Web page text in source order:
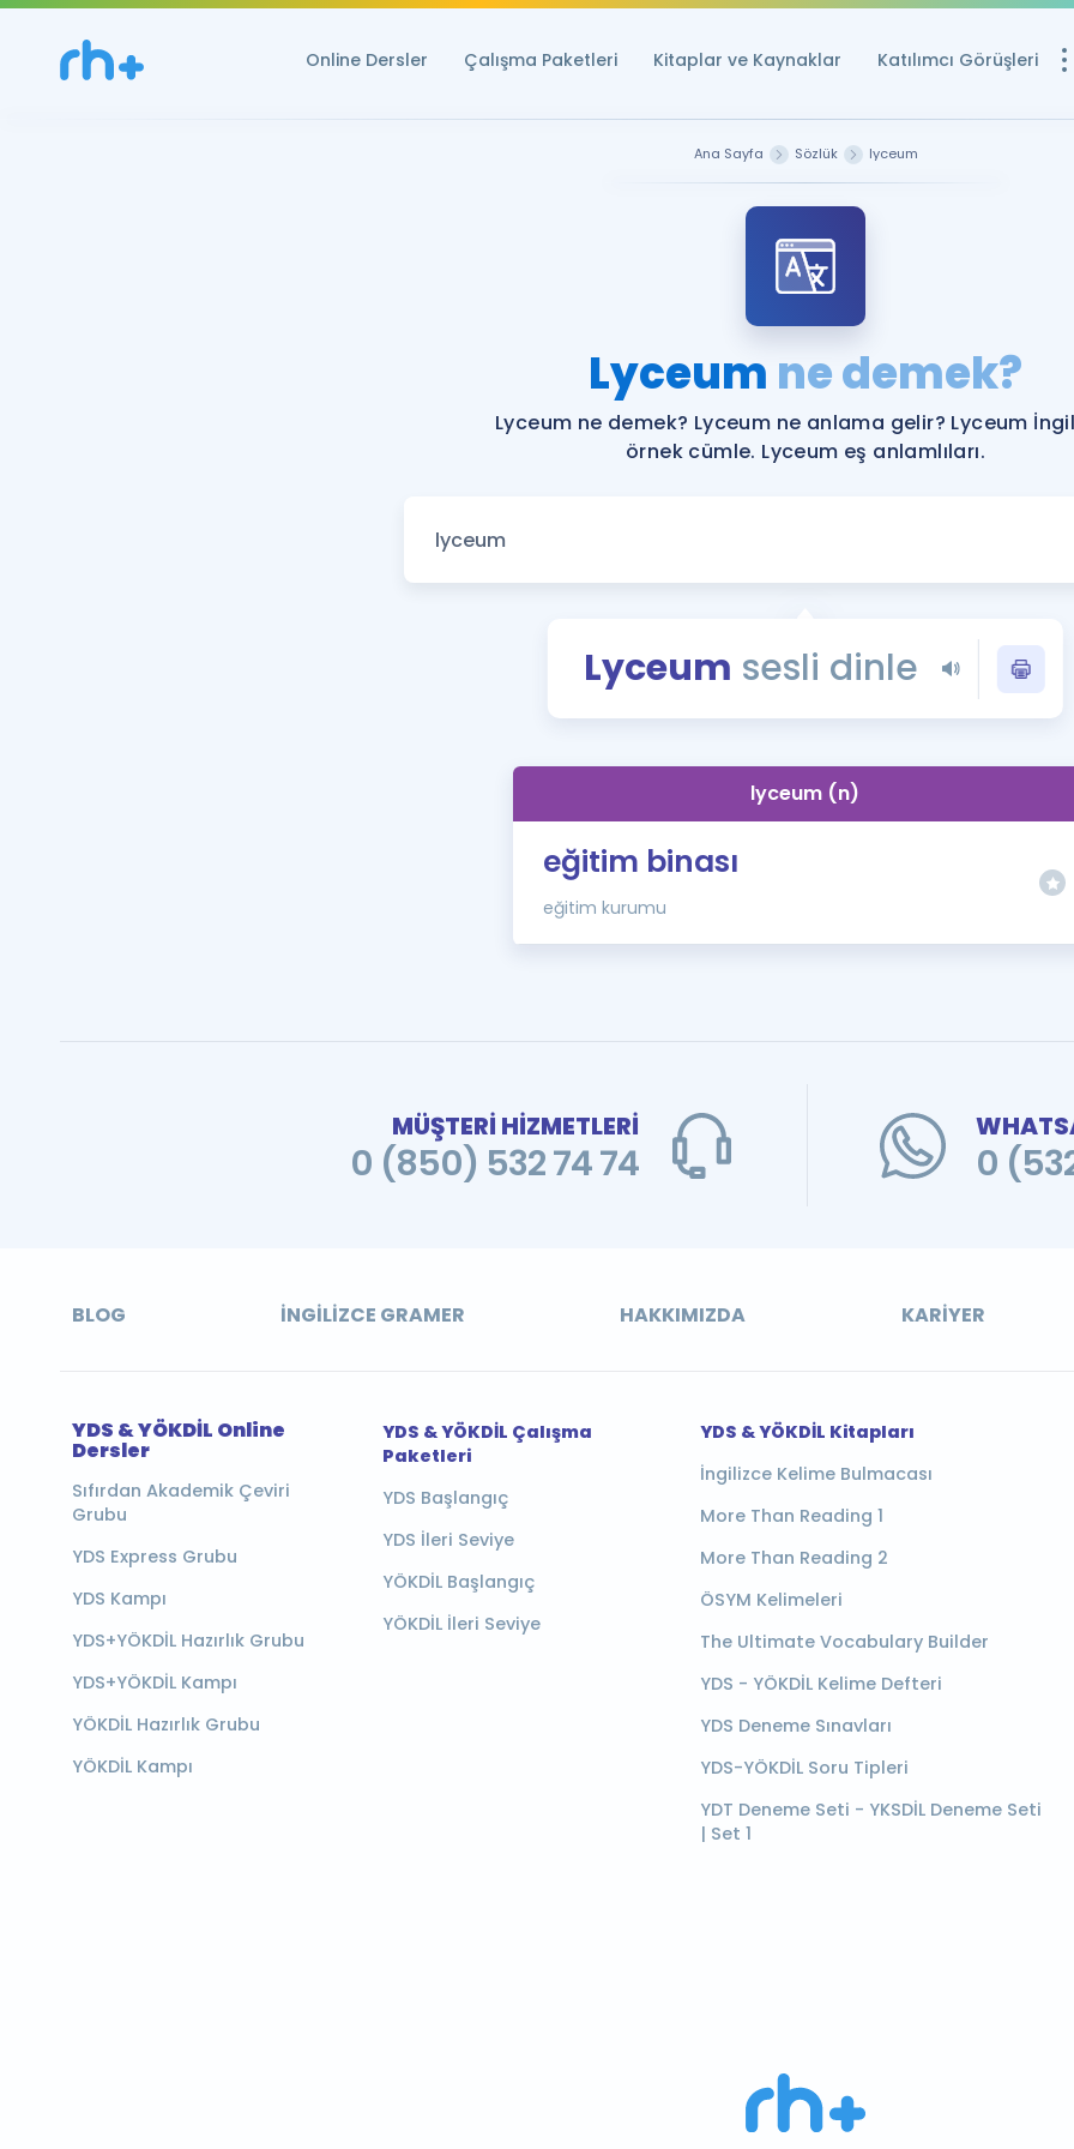
Online Dersler Çalışma Paketleri Kitaplar ve Kaynaklar Katılımcı Görüşleri
YDS ve YÖKDİL
Rehberlik Aracı
YDS ve YÖKDİL'e
Tüm ÖSYM
YDS - YÖKDİL
İngilizce Gramer
Ana Sayfa Sözlük lyceum
Lyceum ne demek?
Lyceum ne demek? Lyceum ne anlama gelir? Lyceum
örnek cümle. Lyceum eş anlamlıları.
Lyceum sesli dinle
lyceum (n)
eğitim binası
eğitim kurumu
MÜŞTERİ HİZMETLERİ
0 (850) 532 74 74 0
BLOG İNGILIZCE GRAMER HAKKIMIZDA KARIYER
YDS & YÖKDİL Online
Dersler
Sıfırdan Akademik Çeviri
Grubu
YDS Express Grubu
YDS Kampı
YDS+YÖKDİL Hazırlık Grubu
YDS+YÖKDİL Kampı
YÖKDİL Hazırlık Grubu
YÖKDİL Kampı
YDS & YÖKDİL Çalışma
Paketleri
YDS Başlangıç
YDS İleri Seviye
YÖKDİL Başlangıç
YÖKDİL İleri Seviye
YDS & YÖKDİL Kitapları
İngilizce Kelime Bulmacası
More Than Reading 1
More Than Reading 2
ÖSYM Kelimeleri
The Ultimate Vocabulary Builder
YDS - YÖKDİL Kelime Defteri
YDS Deneme Sınavları
YDS-YÖKDİL Soru Tipleri
YDT Deneme Seti - YKSDİL Deneme Seti
| Set 1